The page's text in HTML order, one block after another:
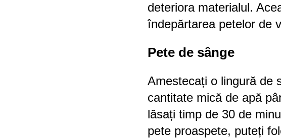
deteriora materialul.
îndepărtarea petelor de
Pete de sânge
Amestecați o lingură de
cantitate mică de apă
lăsați timp de 30 de
pete proaspete, puteți